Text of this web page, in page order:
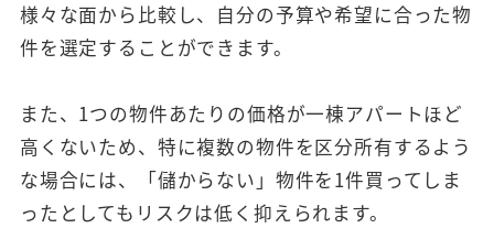
様々な面から比較し、自分の予算や希望に合った物
件を選定することができます。
また、1つの物件あたりの価格が一棟アパートほど
高くないため、特に複数の物件を区分所有するよう
な場合には、「儲からない」物件を1件買ってしま
ったとしてもリスクは低く抑えられます。